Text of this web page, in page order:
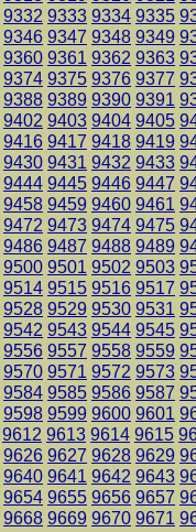
9332 9333 9334 9335
9346 9347 9348 9349
9360 9361 9362 9363
9374 9375 9376 9377
9388 9389 9390 9391
9402 9403 9404 9405
9416 9417 9418 9419
9430 9431 9432 9433
9444 9445 9446 9447
9458 9459 9460 9461
9472 9473 9474 9475
9486 9487 9488 9489
9500 9501 9502 9503
9514 9515 9516 9517
9528 9529 9530 9531
9542 9543 9544 9545
9556 9557 9558 9559
9570 9571 9572 9573
9584 9585 9586 9587
9598 9599 9600 9601
9612 9613 9614 9615
9626 9627 9628 9629
9640 9641 9642 9643
9654 9655 9656 9657
9668 9669 9670 9671